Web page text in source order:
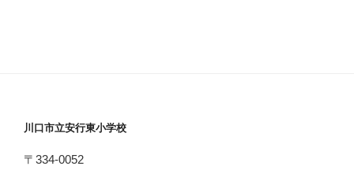
川口市立安行東小学校
〒334-0052